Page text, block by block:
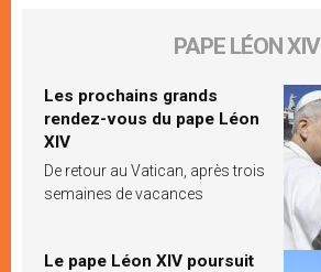
PAPE LÉON XIV
Les prochains grands
rendez-vous du pape Léon
XIV
De retour au Vatican, après trois
semaines de vacances
Le pape Léon XIV poursuit